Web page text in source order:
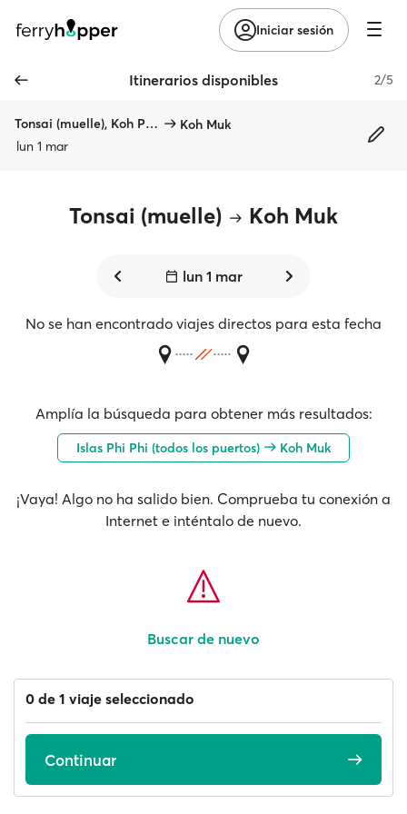
Iniciar sesión
Itinerarios disponibles 2/5
Tonsai (muelle), Koh Phi Phi
Koh Muk
lun 1 mar
Tonsai (muelle) Koh Muk
lun 1 mar
No se han encontrado viajes directos para esta fecha
Amplía la búsqueda para obtener más resultados:
Islas Phi Phi (todos los puertos) Koh Muk
¡Vaya! Algo no ha salido bien. Comprueba tu conexión a
Internet e inténtalo de nuevo.
Buscar de nuevo
0 de 1 viaje seleccionado
Continuar